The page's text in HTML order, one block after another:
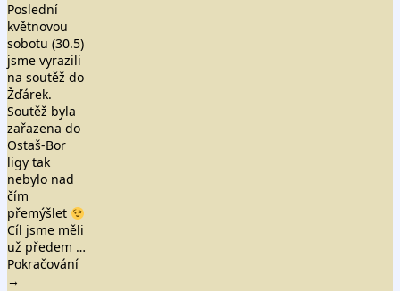
Poslední
květnovou
sobotu (30.5)
jsme vyrazili
na soutěž do
Žďárek.
Soutěž byla
zařazena do
Ostaš-Bor
ligy tak
nebylo nad
čím
přemýšlet
Cíl jsme měli
už předem …
Pokračování
→